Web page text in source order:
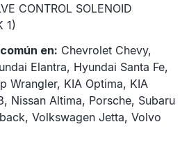
CONTROL SOLENOID
1)
en: Chevrolet Chevy,
Elantra, Hyundai Santa Fe,
Wrangler, KIA Optima, KIA
Nissan Altima, Porsche, Subaru
Volkswagen Jetta, Volvo